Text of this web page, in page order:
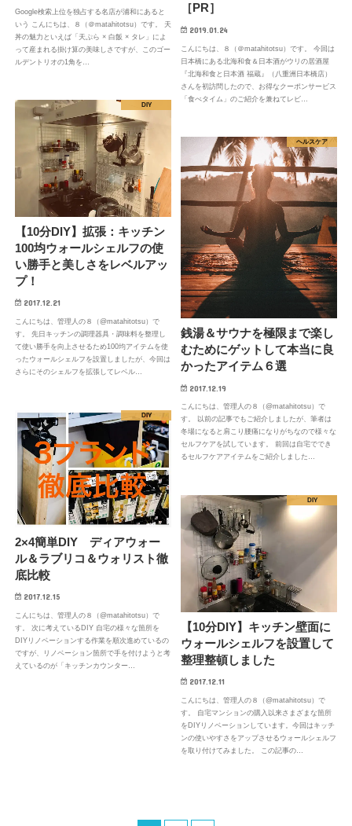
Google検索上位を独占する名店が浦和にあると
いう こんにちは、８（＠matahitotsu）です。 天
丼の魅力といえば「天ぷら × 白飯 × タレ」によ
って産まれる掛け算の美味しさですが、このゴー
ルデントリオの1角を…
［PR］
2019.01.24
こんにちは、８（＠matahitotsu）です。 今回は
日本橋にある北海和食＆日本酒がウリの居酒屋
『北海和食と日本酒 福蔵』（八重洲日本橋店）
さんを初訪問したので、お得なクーポンサービス
「食べタイム」のご紹介を兼ねてレビ…
DIY
【10分DIY】拡張：キッチン
100均ウォールシェルフの使
い勝手と美しさをレベルアッ
プ！
2017.12.21
こんにちは、管理人の８（@matahitotsu）で
す。 先日キッチンの調理器具・調味料を整理し
て使い勝手を向上させるため100均アイテムを使
ったウォールシェルフを設置しましたが、今回は
さらにそのシェルフを拡張してレベル…
ヘルスケア
銭湯＆サウナを極限まで楽し
むためにゲットして本当に良
かったアイテム６選
2017.12.19
こんにちは、管理人の８（@matahitotsu）で
す。 以前の記事でもご紹介しましたが、筆者は
冬場になると肩こり腰痛になりがちなので様々な
セルフケアを試しています。 前回は自宅ででき
るセルフケアアイテムをご紹介しました…
DIY
2×4簡単DIY ディアウォー
ル＆ラブリコ＆ウォリスト徹
底比較
2017.12.15
こんにちは、管理人の８（@matahitotsu）で
す。 次に考えているDIY 自宅の様々な箇所を
DIYリノベーションする作業を順次進めているの
ですが、リノベーション箇所で手を付けようと考
えているのが「キッチンカウンター…
DIY
【10分DIY】キッチン壁面に
ウォールシェルフを設置して
整理整頓しました
2017.12.11
こんにちは、管理人の８（@matahitotsu）で
す。 自宅マンションの購入以来さまざまな箇所
をDIYリノベーションしています。今回はキッチ
ンの使いやすさをアップさせるウォールシェルフ
を取り付けてみました。 この記事の…